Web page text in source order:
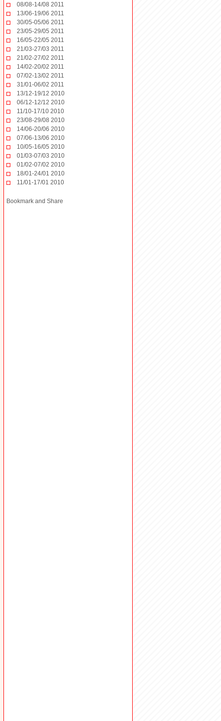
08/08-14/08 2011
13/06-19/06 2011
30/05-05/06 2011
23/05-29/05 2011
16/05-22/05 2011
21/03-27/03 2011
21/02-27/02 2011
14/02-20/02 2011
07/02-13/02 2011
31/01-06/02 2011
13/12-19/12 2010
06/12-12/12 2010
11/10-17/10 2010
23/08-29/08 2010
14/06-20/06 2010
07/06-13/06 2010
10/05-16/05 2010
01/03-07/03 2010
01/02-07/02 2010
18/01-24/01 2010
11/01-17/01 2010